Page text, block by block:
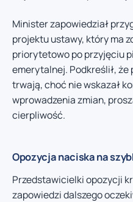
Minister zapowiedział
projektu ustawy, który ma
priorytetowo po przyjęciu
emerytalnej. Podkreślił,
trwają, choć nie wskazał
wprowadzenia zmian,
cierpliwość.
Opozycja naciska na
Przedstawicielki opozycji
zapowiedzi dalszego